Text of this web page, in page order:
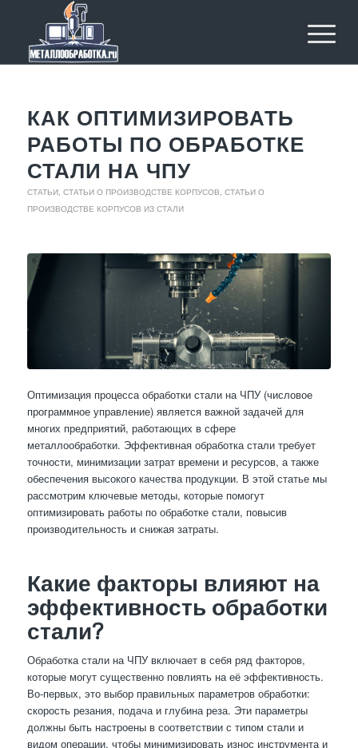
КАК ОПТИМИЗИРОВАТЬ
РАБОТЫ ПО ОБРАБОТКЕ
СТАЛИ НА ЧПУ
СТАТЬИ, СТАТЬИ О ПРОИЗВОДСТВЕ КОРПУСОВ СТАТЬИ О
ПРОИЗВОДСТВЕ КОРПУСОВ ИЗ СТАЛИ
Оптимизация процесса обработки стали на ЧПУ (числовое
программное управление) является важной задачей для
многих предприятий, работающих в сфере
металлообработки. Эффективная обработка стали требует
точности, минимизации затрат времени и ресурсов, а также
обеспечения высокого качества продукции. В этой статье мы
рассмотрим ключевые методы, которые помогут
оптимизировать работы по обработке стали, повысив
производительность и снижая затраты.
Какие факторы влияют на
эффективность обработки
стали?
Обработка стали на ЧПУ включает в себя ряд факторов,
которые могут существенно повлиять на её эффективность.
Во-первых, это выбор правильных параметров обработки:
скорость резания, подача и глубина реза. Эти параметры
должны быть настроены в соответствии с типом стали и
видом операции, чтобы минимизировать износ инструмента и